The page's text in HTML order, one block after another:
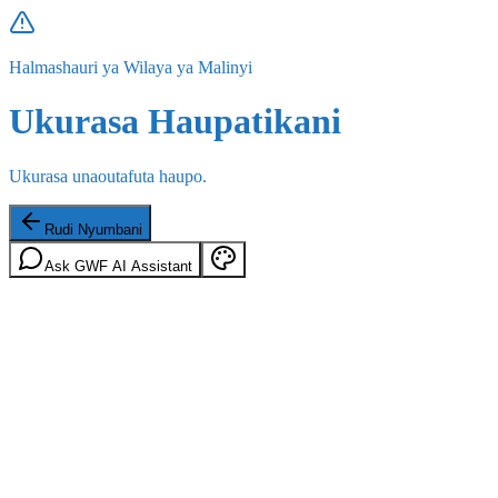
Halmashauri ya Wilaya ya Malinyi
Ukurasa Haupatikani
Ukurasa unaoutafuta haupo.
Rudi Nyumbani
Ask GWF AI Assistant